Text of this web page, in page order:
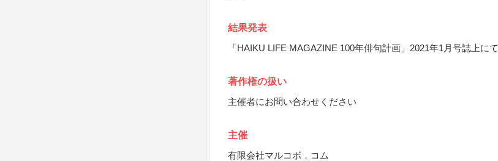
結果発表
「HAIKU LIFE MAGAZINE 100年俳句計画」2021年1月号誌上にて
著作権の扱い
主催者にお問い合わせください
主催
有限会社マルコボ．コム